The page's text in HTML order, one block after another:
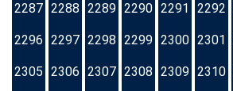
2287 2288 2289 2290 2291 2292
2296 2297 2298 2299 2300 2301
2305 2306 2307 2308 2309 2310